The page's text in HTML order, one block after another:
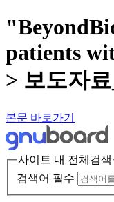
patients
> 보도자
본문 바로가기
사이트 내 전체검색
검색어 필수